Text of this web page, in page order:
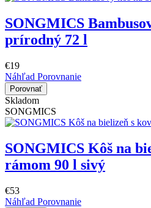
SONGMICS
prírodný 72 l
€19
Náhľad Porovnanie
Porovnať
Skladom
SONGMICS
SONGMICS Kôš na
rámom 90 l sivý
€53
Náhľad Porovnanie